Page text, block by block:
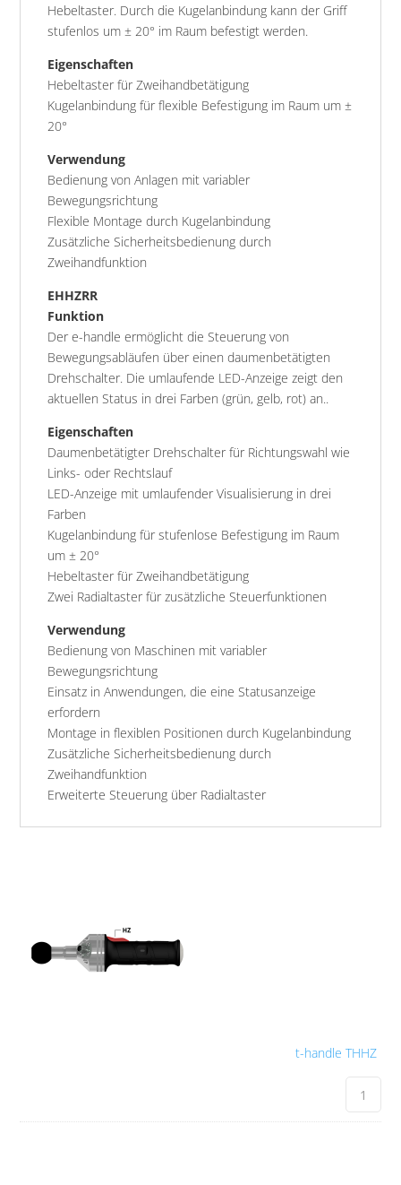
Hebeltaster. Durch die Kugelanbindung kann der Griff
stufenlos um ± 20° im Raum befestigt werden.
Eigenschaften
Hebeltaster für Zweihandbetätigung
Kugelanbindung für flexible Befestigung im Raum um ±
20°
Verwendung
Bedienung von Anlagen mit variabler
Bewegungsrichtung
Flexible Montage durch Kugelanbindung
Zusätzliche Sicherheitsbedienung durch
Zweihandfunktion
EHHZRR
Funktion
Der e-handle ermöglicht die Steuerung von
Bewegungsabläufen über einen daumenbetätigten
Drehschalter. Die umlaufende LED-Anzeige zeigt den
aktuellen Status in drei Farben (grün, gelb, rot) an..
Eigenschaften
Daumenbetätigter Drehschalter für Richtungswahl wie
Links- oder Rechtslauf
LED-Anzeige mit umlaufender Visualisierung in drei
Farben
Kugelanbindung für stufenlose Befestigung im Raum
um ± 20°
Hebeltaster für Zweihandbetätigung
Zwei Radialtaster für zusätzliche Steuerfunktionen
Verwendung
Bedienung von Maschinen mit variabler
Bewegungsrichtung
Einsatz in Anwendungen, die eine Statusanzeige
erfordern
Montage in flexiblen Positionen durch Kugelanbindung
Zusätzliche Sicherheitsbedienung durch
Zweihandfunktion
Erweiterte Steuerung über Radialtaster
t-handle THHZ